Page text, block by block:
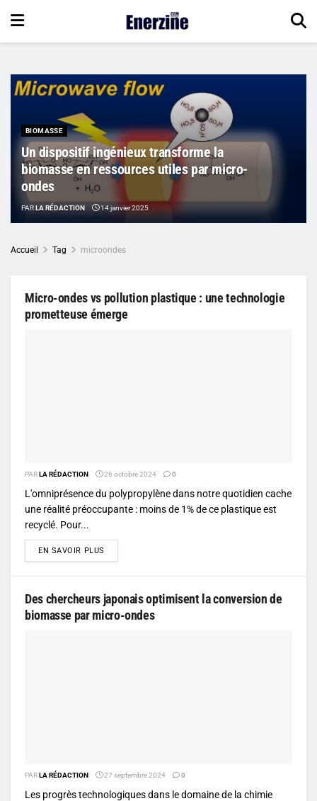
BIOMASSE
Un dispositif ingénieux transforme la
biomasse en ressources utiles par micro-
ondes
PARLA RÉDACTION 14 janvier 2025
Accueil Tag microondes
Micro-ondes vs pollution plastique : une technologie
prometteuse émerge
PARLA RÉDACTION 26 octobre 2024 0
L'omniprésence du polypropylène dans notre quotidien cache
une réalité préoccupante : moins de 1% de ce plastique est
recyclé. Pour...
EN SAVOIR PLUS
Des chercheurs japonais optimisent la conversion de
biomasse par micro-ondes
PARLA RÉDACTION 27 septembre 2024 0
Les progrès technologiques dans le domaine de la chimie